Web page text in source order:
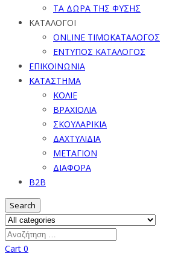
ΤΑ ΔΩΡΑ ΤΗΣ ΦΥΣΗΣ
ΚΑΤΑΛΟΓΟΙ
ONLINE ΤΙΜΟΚΑΤΑΛΟΓΟΣ
ΕΝΤΥΠΟΣ ΚΑΤΑΛΟΓΟΣ
ΕΠΙΚΟΙΝΩΝΙΑ
ΚΑΤΑΣΤΗΜΑ
ΚΟΛΙΕ
ΒΡΑΧΙΟΛΙΑ
ΣΚΟΥΛΑΡΙΚΙΑ
ΔΑΧΤΥΛΙΔΙΑ
ΜΕΤΑΓΙΟΝ
ΔΙΑΦΟΡΑ
B2B
Search
Cart 0